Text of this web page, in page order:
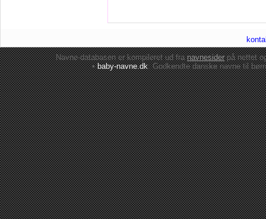
Navne-databasen er kompileret ud franavnesiderpå nettet
•baby-navne.dk: Godkendte danskenavne til børn